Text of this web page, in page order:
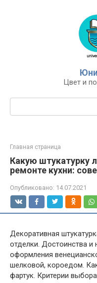
Цвет и
Главная страница
Какую штукатурку
ремонте кухни:
Опубликовано: 14.07.2021
Декоративная
отделки. Достоинства и
оформления
шелковой, короедом.
фартук. Критерии